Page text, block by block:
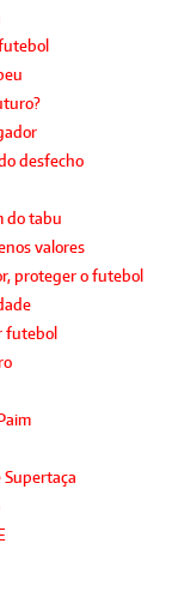
desfecho
do tabu
valores
proteger o futebol
futebol
Supertaça